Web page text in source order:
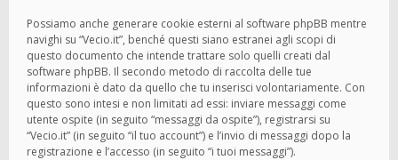
Possiamo anche generare cookie esterni al software phpBB mentre
navighi su “Vecio.it”, benché questi siano estranei agli scopi di
questo documento che intende trattare solo quelli creati dal
software phpBB. Il secondo metodo di raccolta delle tue
informazioni è dato da quello che tu inserisci volontariamente. Con
questo sono intesi e non limitati ad essi: inviare messaggi come
utente ospite (in seguito “messaggi da ospite”), registrarsi su
“Vecio.it” (in seguito “il tuo account”) e l’invio di messaggi dopo la
registrazione e l’accesso (in seguito “i tuoi messaggi”).